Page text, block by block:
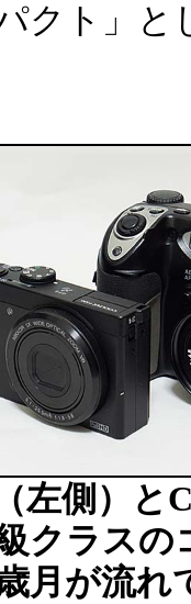
クト」
左側）と
クラス
月が流れ